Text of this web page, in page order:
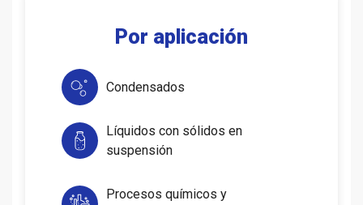
Por aplicación
Condensados
Líquidos con sólidos en
suspensión
Procesos químicos y